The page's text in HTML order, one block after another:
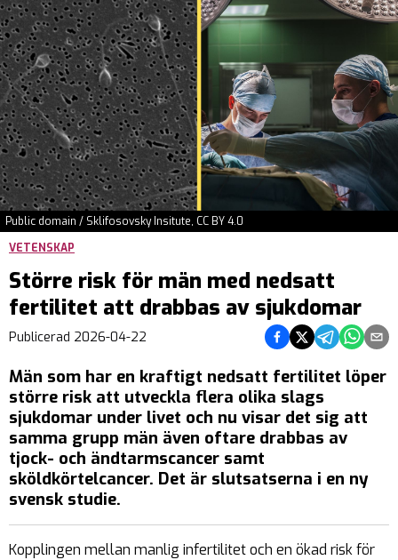
Public domain / Sklifosovsky Insitute, CC BY 4.0
VETENSKAP
Större risk för män med nedsatt
fertilitet att drabbas av sjukdomar
Publicerad 2026-04-22 Dela på Facebook
Dela på Twitter
Dela på
Dela
Män som har en kraftigt nedsatt fertilitet löper
större risk att utveckla flera olika slags
sjukdomar under livet och nu visar det sig att
samma grupp män även oftare drabbas av
tjock- och ändtarmscancer samt
sköldkörtelcancer. Det är slutsatserna i en ny
svensk studie.
Kopplingen mellan manlig infertilitet och en ökad risk för